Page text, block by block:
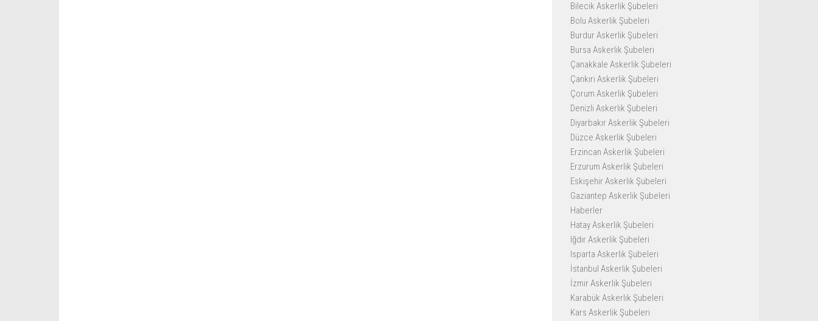
Bilecik Askerlik Şubeleri
Bolu Askerlik Şubeleri
Burdur Askerlik Şubeleri
Bursa Askerlik Şubeleri
Çanakkale Askerlik Şubeleri
Çankırı Askerlik Şubeleri
Çorum Askerlik Şubeleri
Denizli Askerlik Şubeleri
Diyarbakır Askerlik Şubeleri
Düzce Askerlik Şubeleri
Erzincan Askerlik Şubeleri
Erzurum Askerlik Şubeleri
Eskişehir Askerlik Şubeleri
Gaziantep Askerlik Şubeleri
Haberler
Hatay Askerlik Şubeleri
Iğdır Askerlik Şubeleri
Isparta Askerlik Şubeleri
İstanbul Askerlik Şubeleri
İzmir Askerlik Şubeleri
Karabük Askerlik Şubeleri
Kars Askerlik Şubeleri